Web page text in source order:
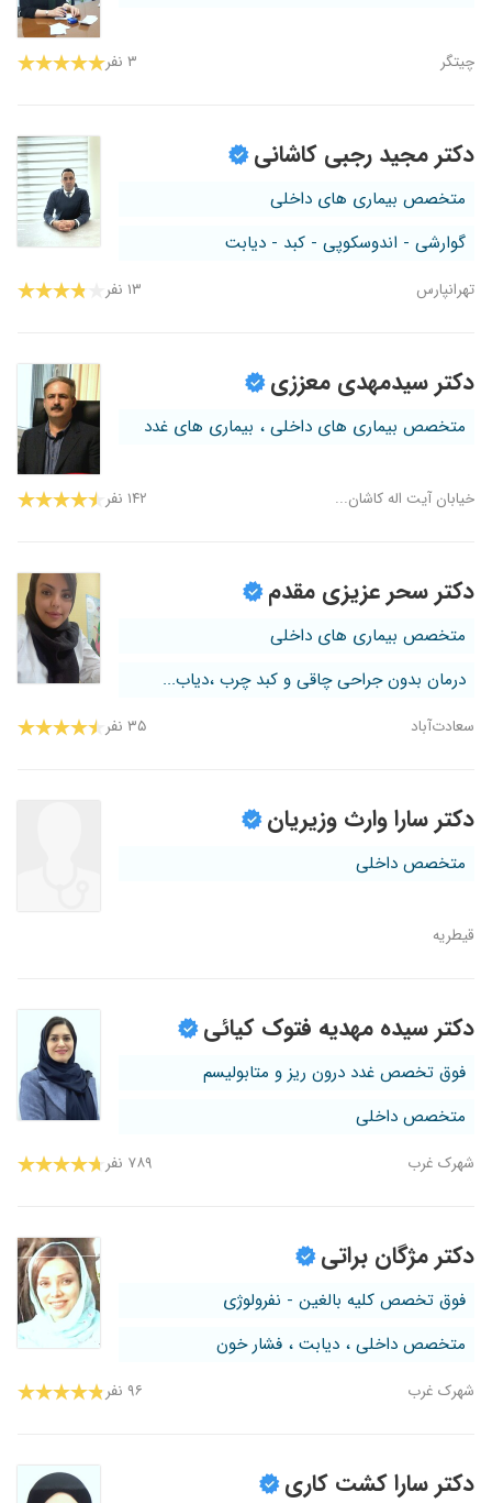
چیتگر ۳ نفر
دکتر مجید رجبی کاشانی
متخصص بیماری های داخلی
گوارشی - اندوسکوپی - کبد - دیابت
تهرانپارس ۱۳ نفر
دکتر سیدمهدی معززی
متخصص بیماری های داخلی ، بیماری های غدد
خیابان آیت اله کاشان... ۱۴۲ نفر
دکتر سحر عزیزی مقدم
متخصص بیماری های داخلی
درمان بدون جراحی چاقی و کبد چرب ،دیاب...
سعادت‌آباد ۳۵ نفر
دکتر سارا وارث وزیریان
متخصص داخلی
قیطریه
دکتر سیده مهدیه فتوک کیائی
فوق تخصص غدد درون ریز و متابولیسم
متخصص داخلی
شهرک غرب ۷۸۹ نفر
دکتر مژگان براتی
فوق تخصص کلیه بالغین - نفرولوژی
متخصص داخلی ، دیابت ، فشار خون
شهرک غرب ۹۶ نفر
دکتر سارا کشت کاری